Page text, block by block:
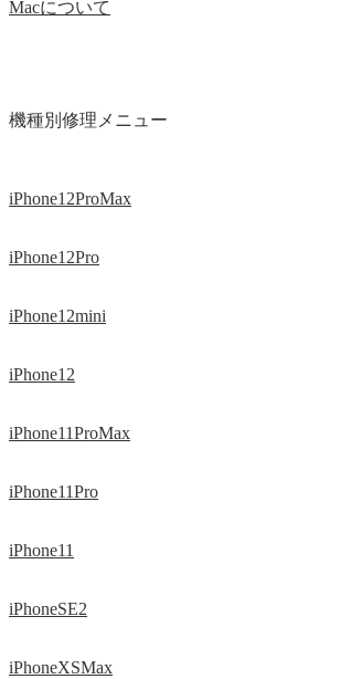
Macについて
機種別修理メニュー
iPhone12ProMax
iPhone12Pro
iPhone12mini
iPhone12
iPhone11ProMax
iPhone11Pro
iPhone11
iPhoneSE2
iPhoneXSMax